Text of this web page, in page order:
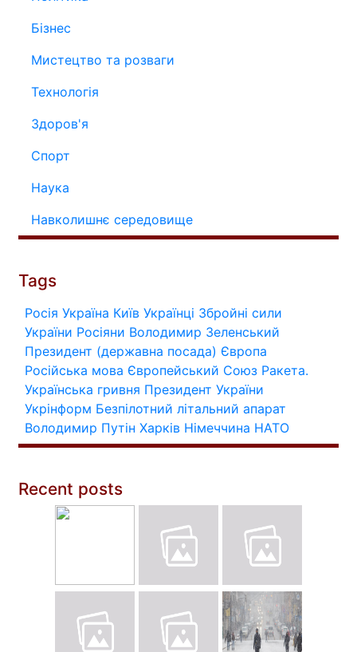
Бізнес
Мистецтво та розваги
Технологія
Здоров'я
Спорт
Наука
Навколишнє середовище
Tags
Росія Україна Київ Українці Збройні сили
України Росіяни Володимир Зеленський
Президент (державна посада) Європа
Російська мова Європейський Союз Ракета.
Українська гривня Президент України
Укрінформ Безпілотний літальний апарат
Володимир Путін Харків Німеччина НАТО
Recent posts